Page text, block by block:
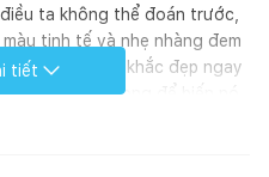
ta không thể đoán trước,
tinh tế và nhẹ nhàng đem
những khoảnh khắc đẹp ngay
tâm bên trong để biến nó
tiết